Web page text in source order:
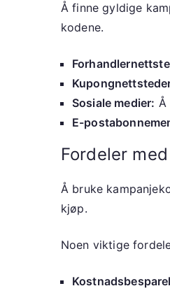
Å finne gyldige
kodene.
Sosiale medier: Å
E-
Fordeler
Å bruke
kjøp.
Noen viktige